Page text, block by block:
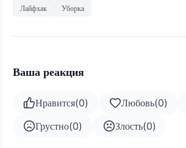
Лайфхак Уборка
Ваша реакция
Нравится(0) Любовь(0)
Грустно(0) Злость(0)